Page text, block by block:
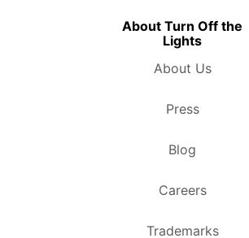
About Turn Off the
Lights
About Us
Press
Blog
Careers
Trademarks